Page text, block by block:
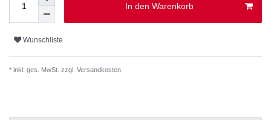
In den Warenkorb
Wunschliste
* inkl. ges. MwSt. zzgl. Versandkosten